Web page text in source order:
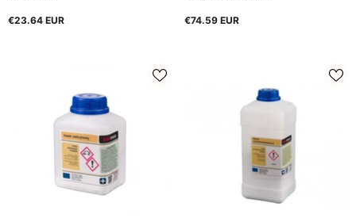
€23.64 EUR €74.59 EUR